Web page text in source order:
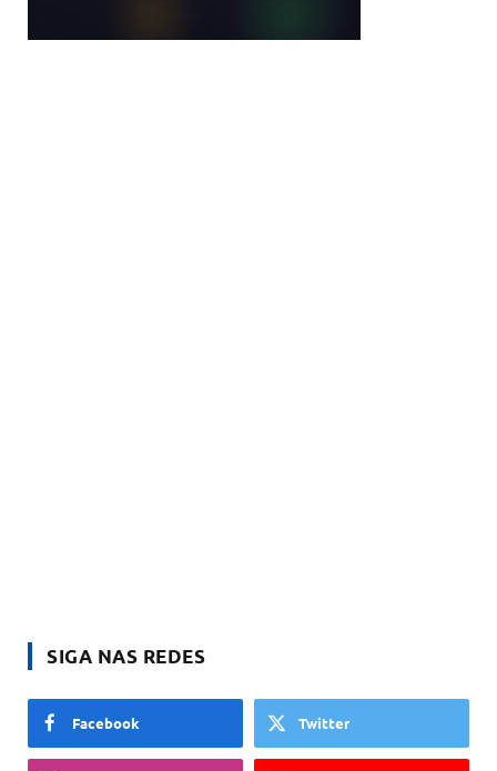
SIGA NAS REDES
Facebook Twitter